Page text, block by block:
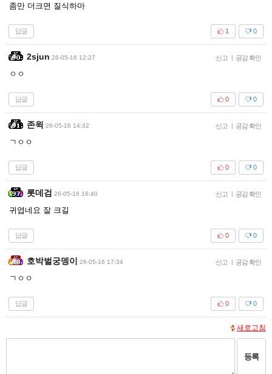
좀만 더크면 질식하마
답글 0
1
2sjun 26-05-16 12:27 신고 | 공감 확인
ㅇㅇ
답글 0
0
존윅 26-05-16 14:32 신고 | 공감 확인
ㄱㅇㅇ
답글 0
0
롯데검 26-05-16 16:40 신고 | 공감 확인
귀엽네요 잘 크길
답글 0
0
호박벌궁뎅이 26-05-16 17:34 신고 | 공감 확인
ㄱㅇㅇ
답글 0
0
새로고침
등록